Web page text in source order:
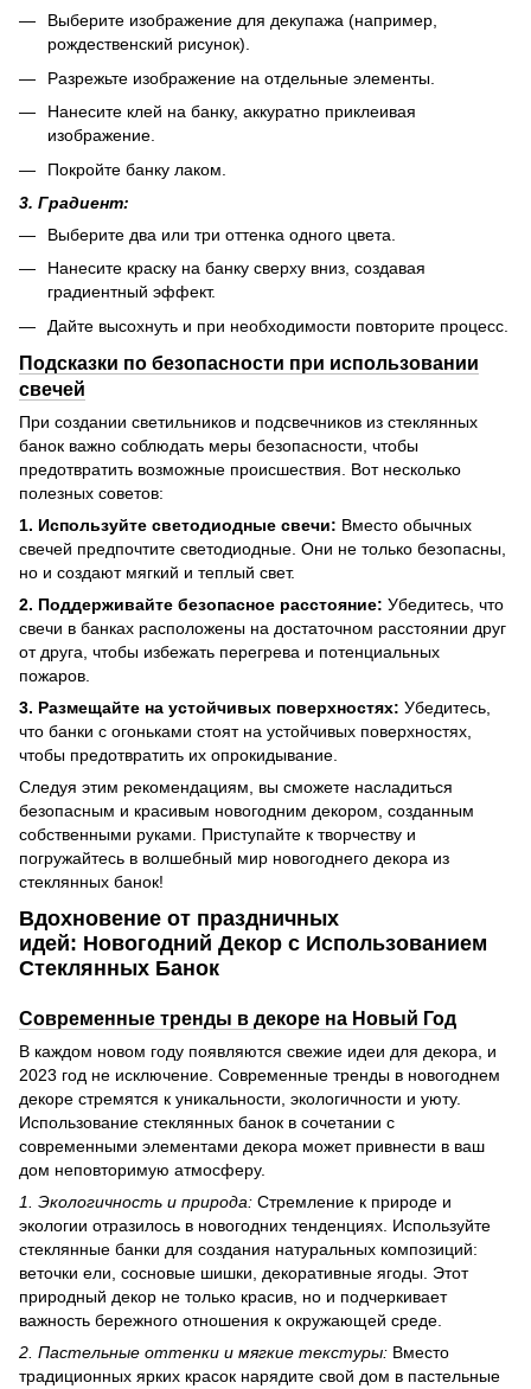
Выберите изображение для декупажа (например,
рождественский рисунок).
Разрежьте изображение на отдельные элементы.
Нанесите клей на банку, аккуратно приклеивая
изображение.
Покройте банку лаком.
3. Градиент:
Выберите два или три оттенка одного цвета.
Нанесите краску на банку сверху вниз, создавая
градиентный эффект.
Дайте высохнуть и при необходимости повторите процесс.
Подсказки по безопасности при использовании
свечей
При создании светильников и подсвечников из стеклянных
банок важно соблюдать меры безопасности, чтобы
предотвратить возможные происшествия. Вот несколько
полезных советов:
1. Используйте светодиодные свечи: Вместо обычных
свечей предпочтите светодиодные. Они не только безопасны,
но и создают мягкий и теплый свет.
2. Поддерживайте безопасное расстояние: Убедитесь, что
свечи в банках расположены на достаточном расстоянии друг
от друга, чтобы избежать перегрева и потенциальных
пожаров.
3. Размещайте на устойчивых поверхностях: Убедитесь,
что банки с огоньками стоят на устойчивых поверхностях,
чтобы предотвратить их опрокидывание.
Следуя этим рекомендациям, вы сможете насладиться
безопасным и красивым новогодним декором, созданным
собственными руками. Приступайте к творчеству и
погружайтесь в волшебный мир новогоднего декора из
стеклянных банок!
Вдохновение от праздничных
идей: Новогодний Декор с Использованием
Стеклянных Банок
Современные тренды в декоре на Новый Год
В каждом новом году появляются свежие идеи для декора, и
2023 год не исключение. Современные тренды в новогоднем
декоре стремятся к уникальности, экологичности и уюту.
Использование стеклянных банок в сочетании с
современными элементами декора может привнести в ваш
дом неповторимую атмосферу.
1. Экологичность и природа: Стремление к природе и
экологии отразилось в новогодних тенденциях. Используйте
стеклянные банки для создания натуральных композиций:
веточки ели, сосновые шишки, декоративные ягоды. Этот
природный декор не только красив, но и подчеркивает
важность бережного отношения к окружающей среде.
2. Пастельные оттенки и мягкие текстуры: Вместо
традиционных ярких красок нарядите свой дом в пастельные